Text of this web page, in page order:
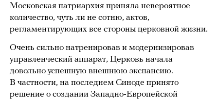
Московская патриархия приняла невероятное
количество, чуть ли не сотню, актов,
регламентирующих все стороны церковной жизни.
Очень сильно натренировав и модернизировав
управленческий аппарат, Церковь начала
довольно успешную внешнюю экспансию.
В частности, на последнем Синоде принято
решение о создании Западно-Европейской